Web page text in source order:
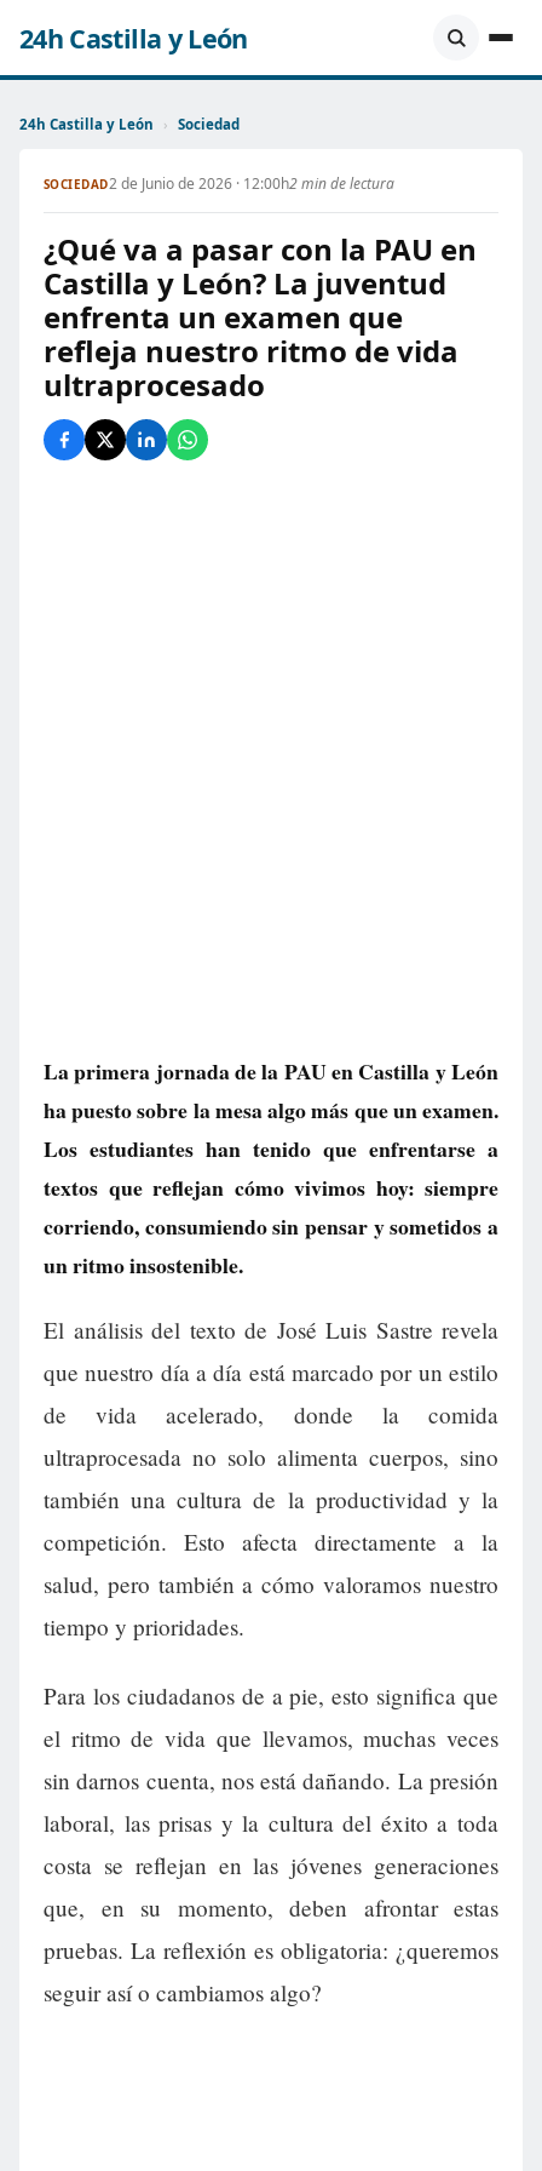
24h Castilla y León
24h Castilla y León › Sociedad
SOCIEDAD2 de Junio de 2026 · 12:00h2 min de lectura
¿Qué va a pasar con la PAU en
Castilla y León? La juventud
enfrenta un examen que
refleja nuestro ritmo de vida
ultraprocesado
La primera jornada de la PAU en Castilla y León
ha puesto sobre la mesa algo más que un examen.
Los estudiantes han tenido que enfrentarse a
textos que reflejan cómo vivimos hoy: siempre
corriendo, consumiendo sin pensar y sometidos a
un ritmo insostenible.
El análisis del texto de José Luis Sastre revela
que nuestro día a día está marcado por un estilo
de vida acelerado, donde la comida
ultraprocesada no solo alimenta cuerpos, sino
también una cultura de la productividad y la
competición. Esto afecta directamente a la
salud, pero también a cómo valoramos nuestro
tiempo y prioridades.
Para los ciudadanos de a pie, esto significa que
el ritmo de vida que llevamos, muchas veces
sin darnos cuenta, nos está dañando. La presión
laboral, las prisas y la cultura del éxito a toda
costa se reflejan en las jóvenes generaciones
que, en su momento, deben afrontar estas
pruebas. La reflexión es obligatoria: ¿queremos
seguir así o cambiamos algo?